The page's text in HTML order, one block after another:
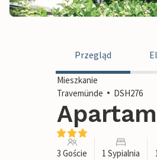
Przegląd
Mieszkanie
Travemünde
DSH276
3 Goście 1 Sypialnia